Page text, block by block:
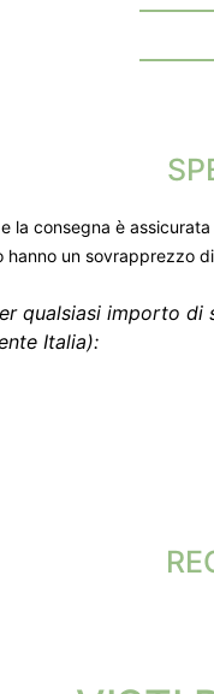
la consegna è
hanno un sovrapprezzo
qualsiasi importo
Italia):